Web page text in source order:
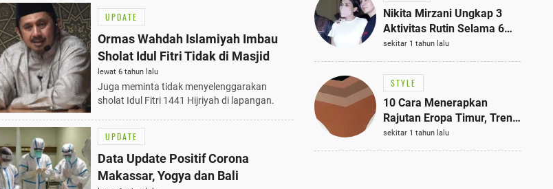
UPDATE
Ormas Wahdah Islamiyah Imbau
Sholat Idul Fitri Tidak di Masjid
lewat 6 tahun lalu
Juga meminta tidak menyelenggarakan
sholat Idul Fitri 1441 Hijriyah di lapangan.
UPDATE
Data Update Positif Corona
Makassar, Yogya dan Bali
Nikita Mirzani Ungkap 3
Aktivitas Rutin Selama 6
Bulan di Rutan Pondok
Bambu, Terungkap!
sekitar 1 tahun lalu
STYLE
10 Cara Menerapkan
Rajutan Eropa Timur, Tren
Mode Terbaik dan Paling
Dicari 2023
sekitar 1 tahun lalu